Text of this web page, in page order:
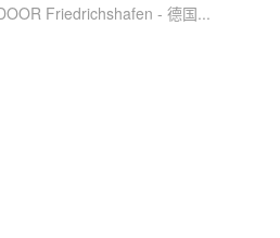
Friedrichshafen - 德国...